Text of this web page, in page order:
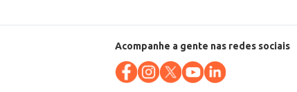
Acompanhe a gente nas redes sociais